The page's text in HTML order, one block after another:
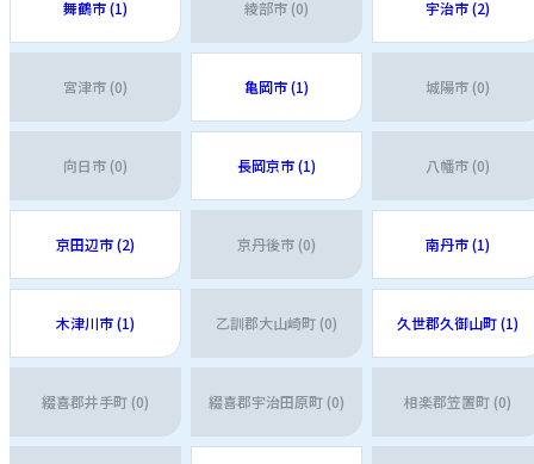
舞鶴市 (1) 綾部市 (0) 宇治市 (2)
宮津市 (0) 亀岡市 (1) 城陽市 (0)
向日市 (0) 長岡京市 (1) 八幡市 (0)
京田辺市 (2) 京丹後市 (0) 南丹市 (1)
木津川市 (1) 乙訓郡大山崎町 (0) 久世郡久御山町 (1)
綴喜郡井手町 (0) 綴喜郡宇治田原町 (0) 相楽郡笠置町 (0)